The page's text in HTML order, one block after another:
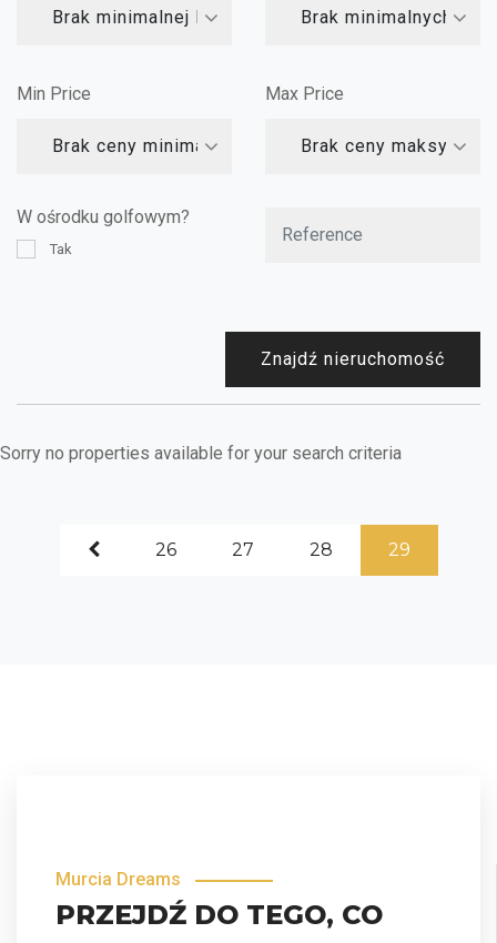
Brak minimalnej liczby sypialniBrak minimalnych
Min Price
Brak ceny minimalnej
Max Price
Brak ceny
W ośrodku golfowym?
Tak
Znajdź nieruchomość
Sorry no properties available for your search criteria
26 27 28 29
Murcia Dreams
PRZEJDŹ DO TEGO, CO